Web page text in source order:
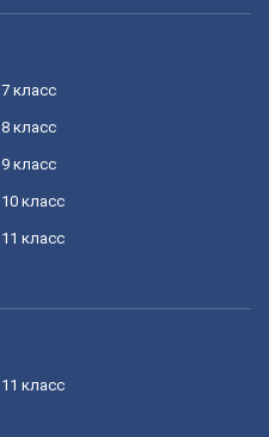
7 класс
8 класс
9 класс
10 класс
11 класс
11 класс